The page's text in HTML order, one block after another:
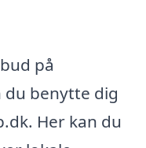
på
benytte dig
Her kan du